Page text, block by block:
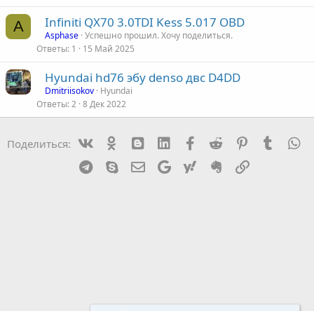
A Infiniti QX70 3.0TDI Kess 5.017 OBD
Asphase Успешно прошил. Хочу поделиться.
Ответы 1 15 Май 2025
Hyundai hd76 эбу denso двс D4DD
Dmitriisokov Hyundai
Ответы 2 8 Дек 2022
Поделиться: Ok mes_blogger
Linked InFacebook
Reddit PinterestTumblr
Telegram
Skype Эл. почта
Google Yahoo Evernote